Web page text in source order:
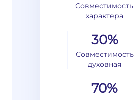
Совместимость
характера
30%
Совместимость
духовная
70%